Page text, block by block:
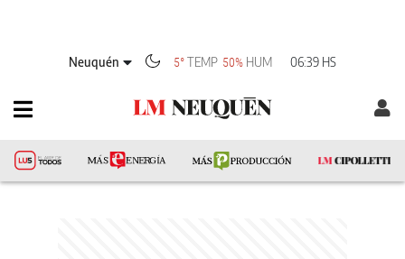
Neuquén 5° TEMP 50% HUM 06:39 HS